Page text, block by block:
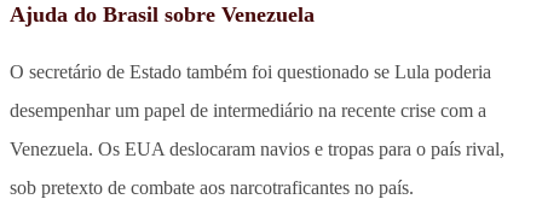
Ajuda do Brasil sobre Venezuela
O secretário de Estado também foi questionado se Lula poderia
desempenhar um papel de intermediário na recente crise com a
Venezuela. Os EUA deslocaram navios e tropas para o país rival,
sob pretexto de combate aos narcotraficantes no país.